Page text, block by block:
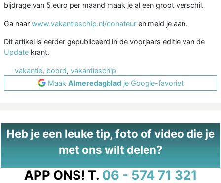
bijdrage van 5 euro per maand maak je al een groot verschil.
Ga naar www.vakantieschip.nl/donateur en meld je aan.
Dit artikel is eerder gepubliceerd in de voorjaars editie van de
Update krant.
vakantie, boord, vakantieschip
Maak Almeredagbladje Google-favoriet
Heb je een leuke tip, foto of video die je
met ons wilt delen?
APP ONS! T. 06 - 574 71 321